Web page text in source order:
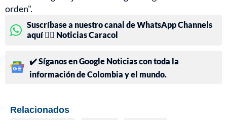
orden".
Suscríbase a nuestro canal de WhatsApp Channels
aquí 👉🏻 Noticias Caracol
✔️ Síganos en Google Noticias con toda la
información de Colombia y el mundo.
Relacionados